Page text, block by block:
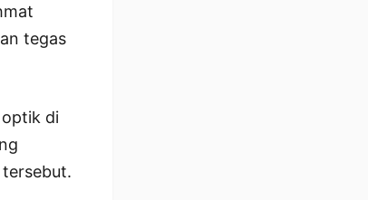
tegas
optik di